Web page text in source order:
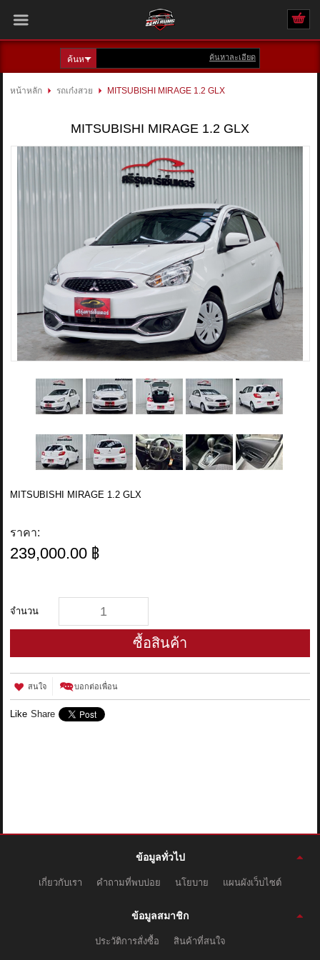
เข้าสู่ระบบ
ค้นหาละเอียด
หน้าหลัก รถเก๋งสวย MITSUBISHI MIRAGE 1.2 GLX
MITSUBISHI MIRAGE 1.2 GLX
MITSUBISHI MIRAGE 1.2 GLX
ราคา:
239,000.00 ฿
จำนวน
ซื้อสินค้า
สนใจ บอกต่อเพื่อน
Like Share
ข้อมูลทั่วไป
เกี่ยวกับเรา คำถามที่พบบ่อย นโยบาย แผนผังเว็บไซต์
ข้อมูลสมาชิก
ประวัติการสั่งซื้อ สินค้าที่สนใจ